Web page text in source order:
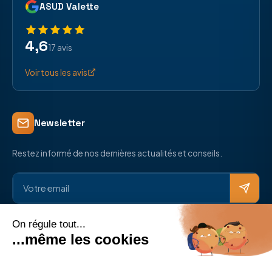
ASUD Valette
4,617 avis
Voir tous les avis
Newsletter
Restez informé de nos dernières actualités et conseils.
Réseaux sociaux